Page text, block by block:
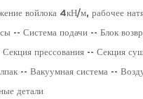
войлока 4кН/м, рабочее
-- Система подачи -- Блок
прессования -- Секция
-- Вакуумная система --
детали